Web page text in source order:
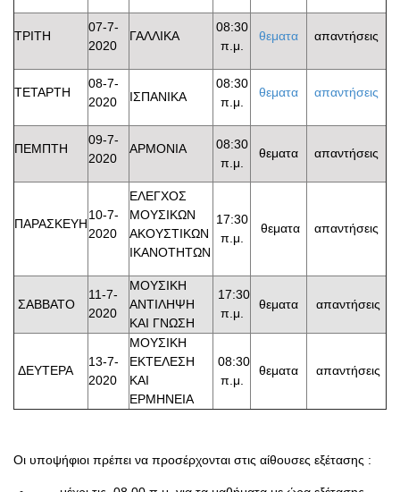
ΤΡΙΤΗ
07-7-
2020
ΓΑΛΛΙΚΑ
08:30
π.μ.
θεματα απαντήσεις
ΤΕΤΑΡΤΗ
08-7-
2020
ΙΣΠΑΝΙΚΑ
08:30
π.μ.
θεματα απαντήσεις
ΠΕΜΠΤΗ
09-7-
2020
ΑΡΜΟΝΙΑ
08:30
π.μ.
θεματα απαντήσεις
ΠΑΡΑΣΚΕΥΗ
10-7-
2020
ΕΛΕΓΧΟΣ
ΜΟΥΣΙΚΩΝ
ΑΚΟΥΣΤΙΚΩΝ
ΙΚΑΝΟΤΗΤΩΝ
17:30
π.μ.
θεματα απαντήσεις
ΣΑΒΒΑΤΟ
11-7-
2020
ΜΟΥΣΙΚΗ
ΑΝΤΙΛΗΨΗ
ΚΑΙ ΓΝΩΣΗ
17:30
π.μ.
θεματα απαντήσεις
ΔΕΥΤΕΡΑ
13-7-
2020
ΜΟΥΣΙΚΗ
ΕΚΤΕΛΕΣΗ
ΚΑΙ
ΕΡΜΗΝΕΙΑ
08:30
π.μ.
θεματα απαντήσεις
Οι υποψήφιοι πρέπει να προσέρχονται στις αίθουσες εξέτασης :